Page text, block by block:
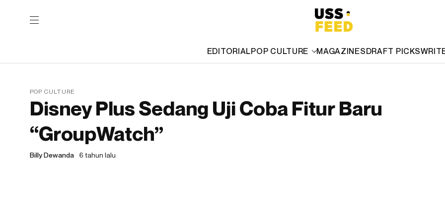
EDITORIALPOP CULTURE MAGAZINESDRAFT PICKS
POP CULTURE
Disney Plus Sedang Uji Coba Fitur Baru
“GroupWatch”
Billy Dewanda 6 tahun lalu